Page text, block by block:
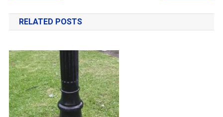
de
entradas
RELATED POSTS